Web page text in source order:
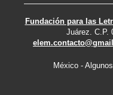
Fundación para las
Juárez. C.P.
México -